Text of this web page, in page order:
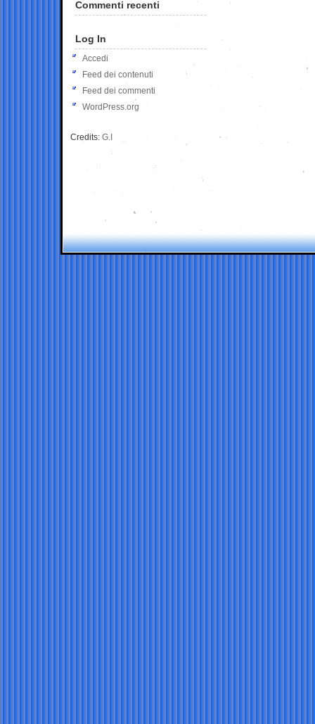
Commenti recenti
Log In
Accedi
Feed dei contenuti
Feed dei commenti
WordPress.org
Credits: G.I